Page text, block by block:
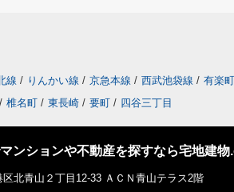
線 / りんかい線 / 京急本線 / 西武池袋線 / 有楽
/ 椎名町 / 東長崎 / 要町 / 四谷三丁目
ンションや不動産を探すなら宅地建
区北青山２丁目12-33 ＡＣＮ青山テラス2階